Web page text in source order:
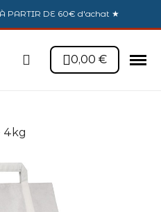
PARTIR DE 60€ d'achat ★
0,00 €
4kg